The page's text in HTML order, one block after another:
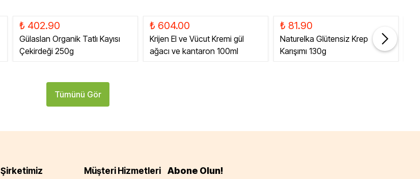
₺ 402.90
Gülaslan Organik Tatlı Kayısı
Çekirdeği 250g
₺ 604.00
Krijen El ve Vücut Kremi gül
ağacı ve kantaron 100ml
₺ 81.90
Naturelka Glütensiz Krep
Karışımı 130g
Tümünü Gör
Şirketimiz Müşteri Hizmetleri Abone Olun!